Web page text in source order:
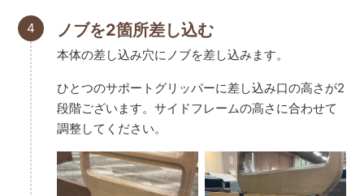
4 ノブを2箇所差し込む
本体の差し込み穴にノブを差し込みます。
ひとつのサポートグリッパーに差し込み口の高さが2
段階ございます。サイドフレームの高さに合わせて
調整してください。